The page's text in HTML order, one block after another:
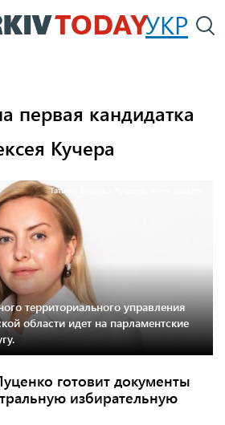
Перейти
к
УКР
первая кандидатка
Кучера
Татьяна Егорова-Луценко. Фото: соцсети.
территориального управления
области идет на парламентские
готовит документы
избирательную